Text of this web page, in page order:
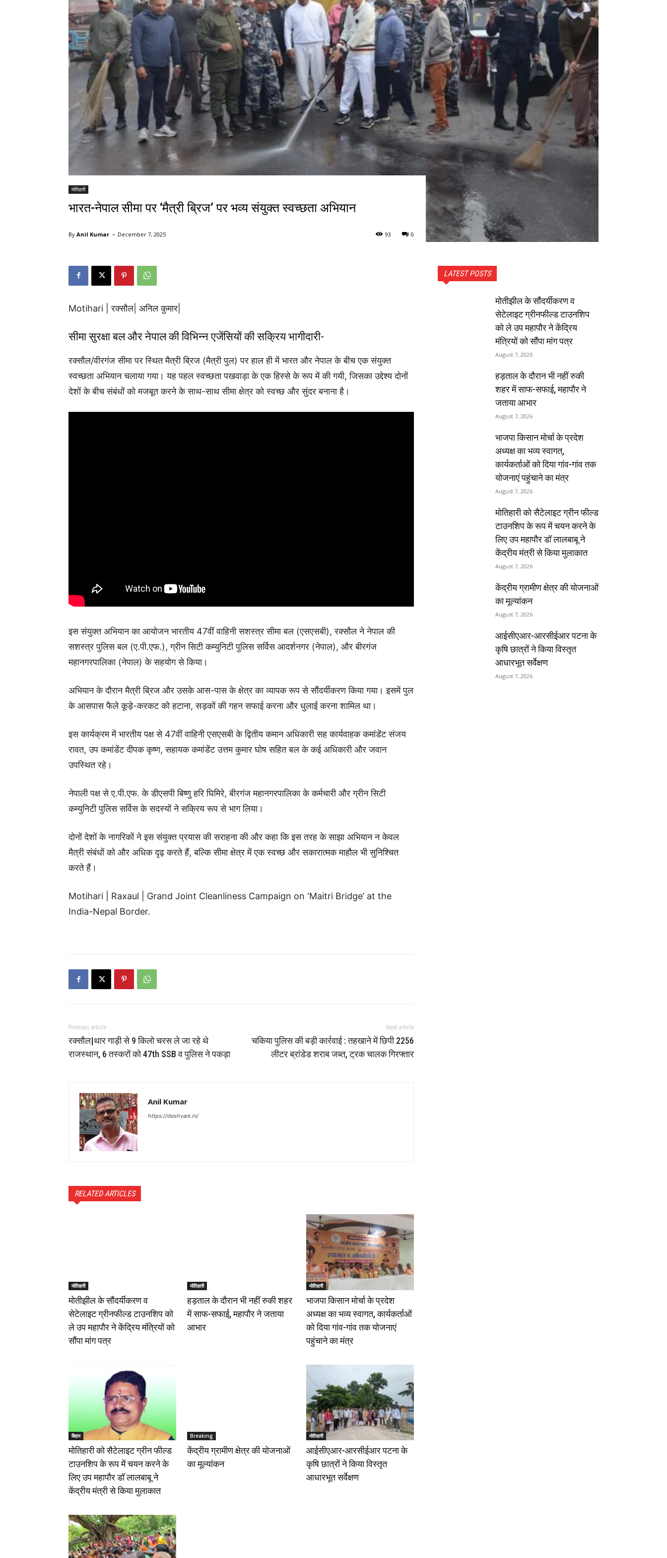
मोतिहारी
भारत-नेपाल सीमा पर ‘मैत्री ब्रिज’ पर भव्य संयुक्त स्वच्छता अभियान
By Anil Kumar - December 7, 2025 0
93
Motihari | रक्सौल| अनिल कुमार|
सीमा सुरक्षा बल और नेपाल की विभिन्न एजेंसियों की सक्रिय भागीदारी-
रक्सौल/वीरगंज सीमा पर स्थित मैत्री ब्रिज (मैत्री पुल) पर हाल ही में भारत और नेपाल के बीच एक संयुक्त
स्वच्छता अभियान चलाया गया। यह पहल स्वच्छता पखवाड़ा के एक हिस्से के रूप में की गयी, जिसका उद्देश्य दोनों
देशों के बीच संबंधों को मजबूत करने के साथ-साथ सीमा क्षेत्र को स्वच्छ और सुंदर बनाना है।
इस संयुक्त अभियान का आयोजन भारतीय 47वीं वाहिनी सशस्त्र सीमा बल (एसएसबी), रक्सौल ने नेपाल की
सशस्त्र पुलिस बल (ए.पी.एफ.), ग्रीन सिटी कम्युनिटी पुलिस सर्विस आदर्शनगर (नेपाल), और बीरगंज
महानगरपालिका (नेपाल) के सहयोग से किया।
अभियान के दौरान मैत्री ब्रिज और उसके आस-पास के क्षेत्र का व्यापक रूप से सौंदर्यीकरण किया गया। इसमें पुल
के आसपास फैले कूड़े-करकट को हटाना, सड़कों की गहन सफाई करना और धुलाई करना शामिल था।
इस कार्यक्रम में भारतीय पक्ष से 47वीं वाहिनी एसएसबी के द्वितीय कमान अधिकारी सह कार्यवाहक कमांडेंट संजय
रावत, उप कमांडेंट दीपक कृष्ण, सहायक कमांडेंट उत्तम कुमार घोष सहित बल के कई अधिकारी और जवान
उपस्थित रहे।
नेपाली पक्ष से ए.पी.एफ. के डीएसपी बिष्णु हरि घिमिरे, बीरगंज महानगरपालिका के कर्मचारी और ग्रीन सिटी
कम्युनिटी पुलिस सर्विस के सदस्यों ने सक्रिय रूप से भाग लिया।
दोनों देशों के नागरिकों ने इस संयुक्त प्रयास की सराहना की और कहा कि इस तरह के साझा अभियान न केवल
मैत्री संबंधों को और अधिक दृढ़ करते हैं, बल्कि सीमा क्षेत्र में एक स्वच्छ और सकारात्मक माहौल भी सुनिश्चित
करते हैं।
Motihari | Raxaul | Grand Joint Cleanliness Campaign on ‘Maitri Bridge’ at the
India-Nepal Border.
Previous article
रक्सौल|थार गाड़ी से 9 किलो चरस ले जा रहे थे
राजस्थान, 6 तस्करों को 47th SSB व पुलिस ने पकड़ा
Next article
चकिया पुलिस की बड़ी कार्रवाई : तहखाने में छिपी 2256
लीटर ब्रांडेड शराब जब्त, ट्रक चालक गिरफ्तार
Anil Kumar
https://deshvani.in/
RELATED ARTICLES
मोतिहारी
मोतीझील के सौंदर्यीकरण व
सेटेलाइट ग्रीनफील्ड टाउनशिप को
ले उप महापौर ने केंद्रिय मंत्रियों को
सौंपा मांग पत्र
मोतिहारी
हड़ताल के दौरान भी नहीं रुकी शहर
में साफ-सफाई, महापौर ने जताया
आभार
मोतिहारी
भाजपा किसान मोर्चा के प्रदेश
अध्यक्ष का भव्य स्वागत, कार्यकर्ताओं
को दिया गांव-गांव तक योजनाएं
पहुंचाने का मंत्र
बिहार
मोतिहारी को सैटेलाइट ग्रीन फील्ड
टाउनशिप के रूप में चयन करने के
लिए उप महापौर डॉ लालबाबू ने
केंद्रीय मंत्री से किया मुलाकात
Breaking
केंद्रीय ग्रामीण क्षेत्र की योजनाओं
का मूल्यांकन
मोतिहारी
आईसीएआर-आरसीईआर पटना के
कृषि छात्रों ने किया विस्तृत
आधारभूत सर्वेक्षण
LATEST POSTS
मोतीझील के सौंदर्यीकरण व
सेटेलाइट ग्रीनफील्ड टाउनशिप
को ले उप महापौर ने केंद्रिय
मंत्रियों को सौंपा मांग पत्र
August 7, 2026
हड़ताल के दौरान भी नहीं रुकी
शहर में साफ-सफाई, महापौर ने
जताया आभार
August 7, 2026
भाजपा किसान मोर्चा के प्रदेश
अध्यक्ष का भव्य स्वागत,
कार्यकर्ताओं को दिया गांव-गांव तक
योजनाएं पहुंचाने का मंत्र
August 7, 2026
मोतिहारी को सैटेलाइट ग्रीन फील्ड
टाउनशिप के रूप में चयन करने के
लिए उप महापौर डॉ लालबाबू ने
केंद्रीय मंत्री से किया मुलाकात
August 7, 2026
केंद्रीय ग्रामीण क्षेत्र की योजनाओं
का मूल्यांकन
August 7, 2026
आईसीएआर-आरसीईआर पटना के
कृषि छात्रों ने किया विस्तृत
आधारभूत सर्वेक्षण
August 7, 2026